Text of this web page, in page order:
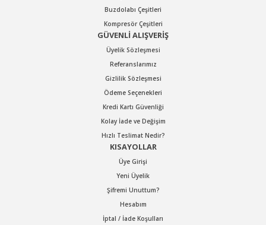
Buzdolabı Çeşitleri
Kompresör Çeşitleri
GÜVENLİ ALIŞVERİŞ
Üyelik Sözleşmesi
Referanslarımız
Gizlilik Sözleşmesi
Ödeme Seçenekleri
Kredi Kartı Güvenliği
Kolay İade ve Değişim
Hızlı Teslimat Nedir?
KISAYOLLAR
Üye Girişi
Yeni Üyelik
Şifremi Unuttum?
Hesabım
İptal / İade Koşulları